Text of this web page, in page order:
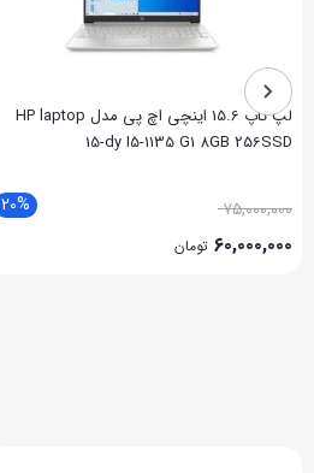
لپ تاپ 15.6 اینچی اچ پی مدل HP laptop
15-dy I5-1135 G1 8GB 256SSD
20% ۷۵,۰۰۰,۰۰۰
۶۰,۰۰۰,۰۰۰ تومان